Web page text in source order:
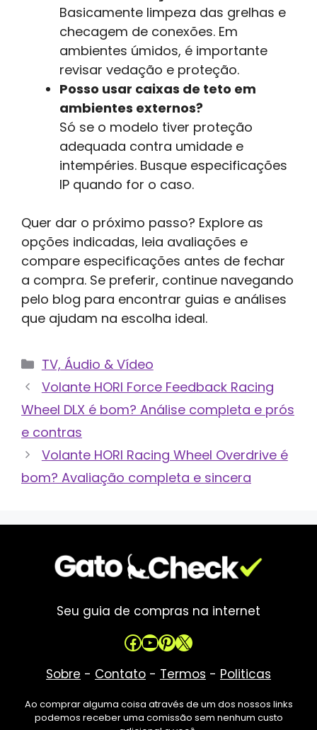
Basicamente limpeza das grelhas e
checagem de conexões. Em
ambientes úmidos, é importante
revisar vedação e proteção.
Posso usar caixas de teto em
ambientes externos?
Só se o modelo tiver proteção
adequada contra umidade e
intempéries. Busque especificações
IP quando for o caso.
Quer dar o próximo passo? Explore as
opções indicadas, leia avaliações e
compare especificações antes de fechar
a compra. Se preferir, continue navegando
pelo blog para encontrar guias e análises
que ajudam na escolha ideal.
Categorias
TV, Áudio & Vídeo
Volante HORI Force Feedback Racing
Wheel DLX é bom? Análise completa e prós
e contras
Volante HORI Racing Wheel Overdrive é
bom? Avaliação completa e sincera
Seu guia de compras na internet
Facebook
Youtube
Pinterest
X
Sobre - Contato - Termos - Politicas
Ao comprar alguma coisa através de um dos nossos links
podemos receber uma comissão sem nenhum custo